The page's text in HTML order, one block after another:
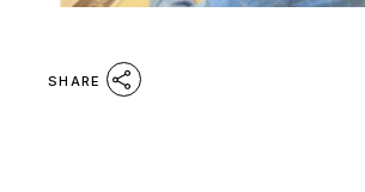
SHARE